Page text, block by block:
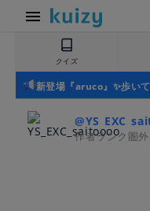
クイズ
新登場『aruco』✨歩い
作者ランク圏外